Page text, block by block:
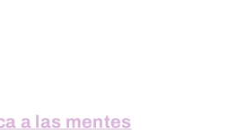
a las mentes